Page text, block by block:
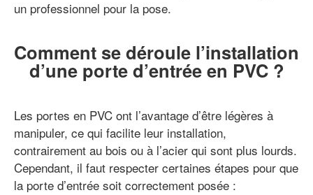
un professionnel pour la pose.
Comment se déroule l’installation
d’une porte d’entrée en PVC ?
Les portes en PVC ont l’avantage d’être légères à
manipuler, ce qui facilite leur installation,
contrairement au bois ou à l’acier qui sont plus lourds.
Cependant, il faut respecter certaines étapes pour que
la porte d’entrée soit correctement posée :